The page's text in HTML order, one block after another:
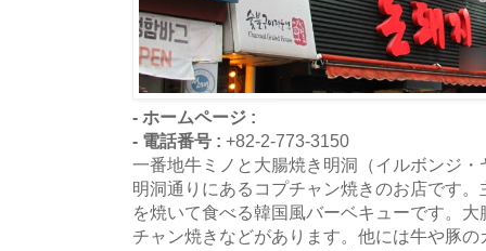
- ホームページ :
- 電話番号 : +82-2-773-3150
一番地牛ミノと大腸焼き明洞（イルボンジ
明洞通りにあるコプチャン焼きのお店です
を焼いて食べる韓国風バーベキューです。
チャン焼きなどがあります。他には牛や豚